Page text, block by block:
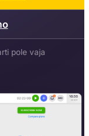
pole vaja